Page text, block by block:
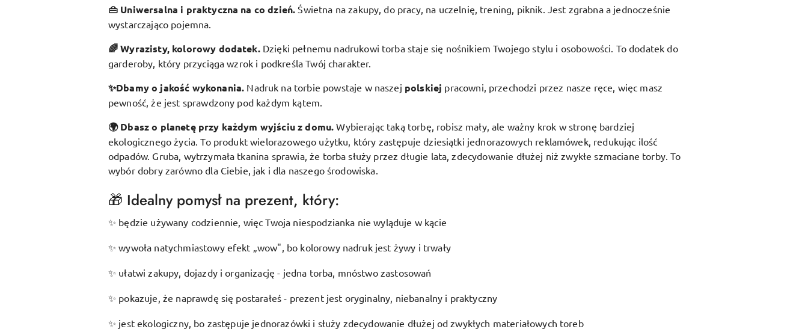
👜 Uniwersalna i praktyczna na co dzień. Świetna na zakupy, do pracy, na uczelnię, trening, piknik. Jest zgrabna a jednocześnie
wystarczająco pojemna.
🌈 Wyrazisty, kolorowy dodatek. Dzięki pełnemu nadrukowi torba staje się nośnikiem Twojego stylu i osobowości. To dodatek do
garderoby, który przyciąga wzrok i podkreśla Twój charakter.
✨Dbamy o jakość wykonania. Nadruk na torbie powstaje w naszej polskiej pracowni, przechodzi przez nasze ręce, więc masz
pewność, że jest sprawdzony pod każdym kątem.
🌍 Dbasz o planetę przy każdym wyjściu z domu.Wybierając taką torbę, robisz mały, ale ważny krok w stronę bardziej
ekologicznego życia. To produkt wielorazowego użytku, który zastępuje dziesiątki jednorazowych reklamówek, redukując ilość
odpadów. Gruba, wytrzymała tkanina sprawia, że torba służy przez długie lata, zdecydowanie dłużej niż zwykłe szmaciane torby. To
wybór dobry zarówno dla Ciebie, jak i dla naszego środowiska.
🎁 Idealny pomysł na prezent, który:
✨ będzie używany codziennie, więc Twoja niespodzianka nie wyląduje w kącie
✨ wywoła natychmiastowy efekt „wow", bo kolorowy nadruk jest żywy i trwały
✨ ułatwi zakupy, dojazdy i organizację - jedna torba, mnóstwo zastosowań
✨ pokazuje, że naprawdę się postarałeś - prezent jest oryginalny, niebanalny i praktyczny
✨ jest ekologiczny, bo zastępuje jednorazówki i służy zdecydowanie dłużej od zwykłych materiałowych toreb